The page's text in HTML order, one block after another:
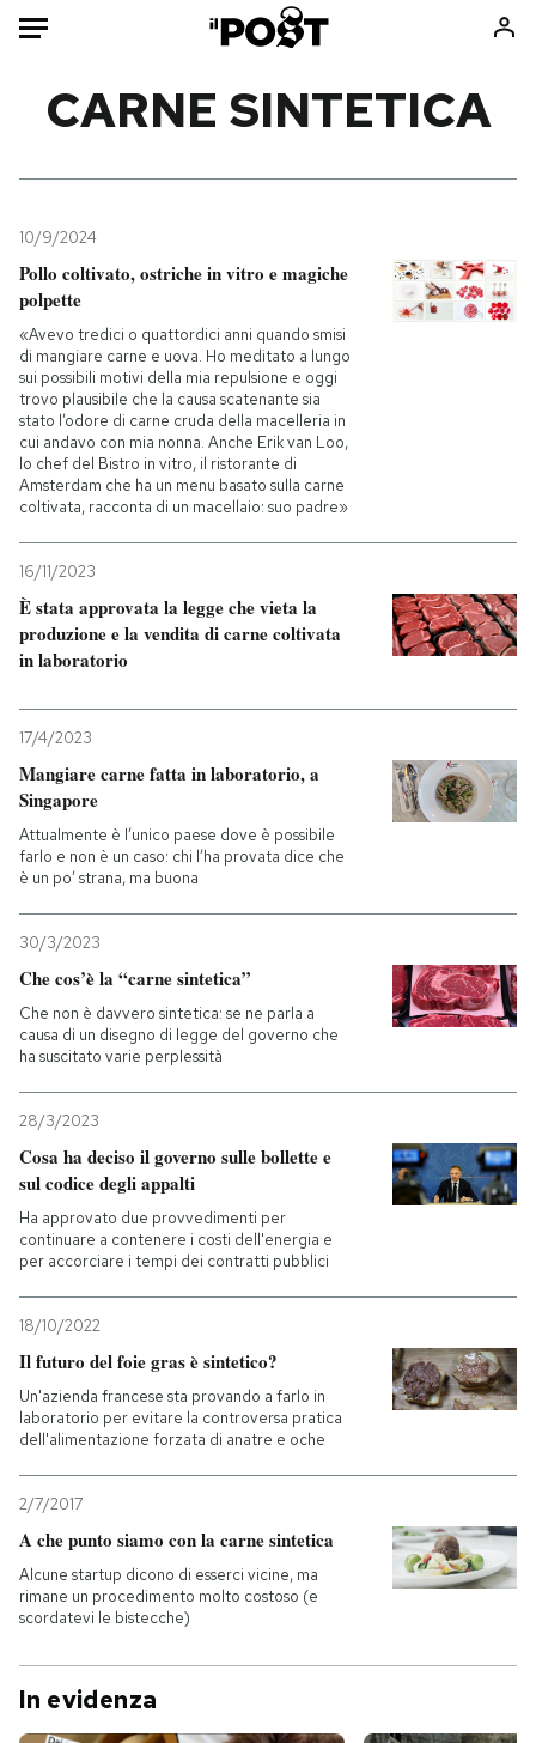
Mondo
Politica
Tecnologia
Internet
Scienza
Cultura
Economia
Sport
Consumismi
Ok Boomer!
Media
Europa
Altrecose
PODCAST
NEWSLETTER
I MIEI PREFERITI
AREA PERSONALE
Entra
CARNE SINTETICA
10/9/2024
Pollo coltivato, ostriche in vitro e magiche
polpette
«Avevo tredici o quattordici anni quando smisi
di mangiare carne e uova. Ho meditato a lungo
sui possibili motivi della mia repulsione e oggi
trovo plausibile che la causa scatenante sia
stato l’odore di carne cruda della macelleria in
cui andavo con mia nonna. Anche Erik van Loo,
lo chef del Bistro in vitro, il ristorante di
Amsterdam che ha un menu basato sulla carne
coltivata, racconta di un macellaio: suo padre»
16/11/2023
È stata approvata la legge che vieta la
produzione e la vendita di carne coltivata
in laboratorio
17/4/2023
Mangiare carne fatta in laboratorio, a
Singapore
Attualmente è l’unico paese dove è possibile
farlo e non è un caso: chi l’ha provata dice che
è un po’ strana, ma buona
30/3/2023
Che cos’è la “carne sintetica”
Che non è davvero sintetica: se ne parla a
causa di un disegno di legge del governo che
ha suscitato varie perplessità
28/3/2023
Cosa ha deciso il governo sulle bollette e
sul codice degli appalti
Ha approvato due provvedimenti per
continuare a contenere i costi dell'energia e
per accorciare i tempi dei contratti pubblici
18/10/2022
Il futuro del foie gras è sintetico?
Un'azienda francese sta provando a farlo in
laboratorio per evitare la controversa pratica
dell'alimentazione forzata di anatre e oche
2/7/2017
A che punto siamo con la carne sintetica
Alcune startup dicono di esserci vicine, ma
rimane un procedimento molto costoso (e
scordatevi le bistecche)
In evidenza